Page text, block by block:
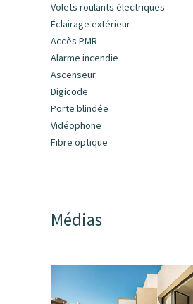
Volets roulants électriques
Éclairage extérieur
Accès PMR
Alarme incendie
Ascenseur
Digicode
Porte blindée
Vidéophone
Fibre optique
Médias